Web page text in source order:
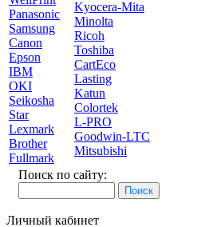
Panasonic
Samsung
Canon
Epson
IBM
OKI
Seikosha
Star
Lexmark
Brother
Fullmark
Kyocera-Mita
Minolta
Ricoh
Toshiba
CartEco
Lasting
Katun
Colortek
L-PRO
Goodwin-LTC
Mitsubishi
Поиск по сайту:
Личный кабинет